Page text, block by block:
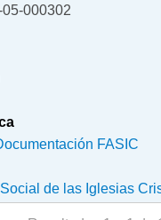
000302
FASIC
de las Iglesias